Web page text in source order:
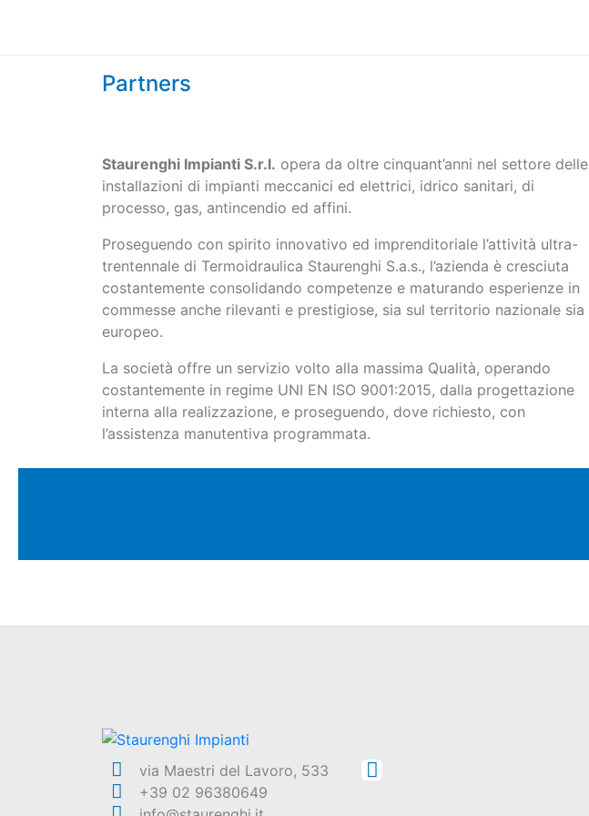
Partners
Staurenghi Impianti S.r.l. opera da oltre cinquant’anni nel settore delle
installazioni di impianti meccanici ed elettrici, idrico sanitari, di
processo, gas, antincendio ed affini.
Proseguendo con spirito innovativo ed imprenditoriale l’attività ultra-
trentennale di Termoidraulica Staurenghi S.a.s., l’azienda è cresciuta
costantemente consolidando competenze e maturando esperienze in
commesse anche rilevanti e prestigiose, sia sul territorio nazionale sia
europeo.
La società offre un servizio volto alla massima Qualità, operando
costantemente in regime UNI EN ISO 9001:2015, dalla progettazione
interna alla realizzazione, e proseguendo, dove richiesto, con
l’assistenza manutentiva programmata.
via Maestri del Lavoro, 533
+39 02 96380649